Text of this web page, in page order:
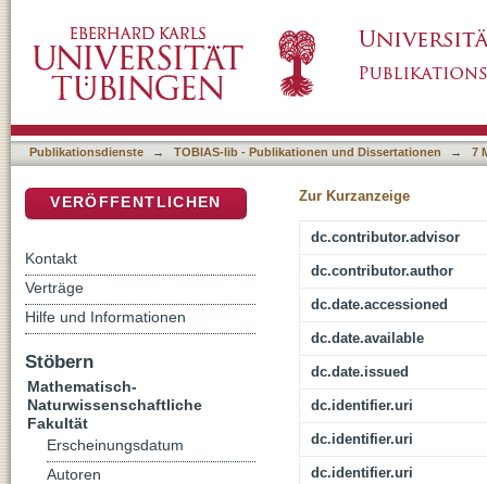
Publikationsdienste → TOBIAS-lib - Publikationen und Dissertationen → 7
Zur Kurzanzeige
dc.contributor.advisor
dc.contributor.author
dc.date.accessioned
dc.date.available
dc.date.issued
dc.identifier.uri
dc.identifier.uri
dc.identifier.uri
VERÖFFENTLICHEN
Kontakt
Verträge
Hilfe und Informationen
Stöbern
Mathematisch-
Naturwissenschaftliche
Fakultät
Erscheinungsdatum
Autoren